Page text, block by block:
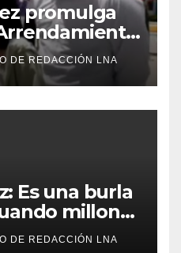
promulga
familias
DE REDACCIÓN LNA
Es una burla
millones
agua
DE REDACCIÓN LNA